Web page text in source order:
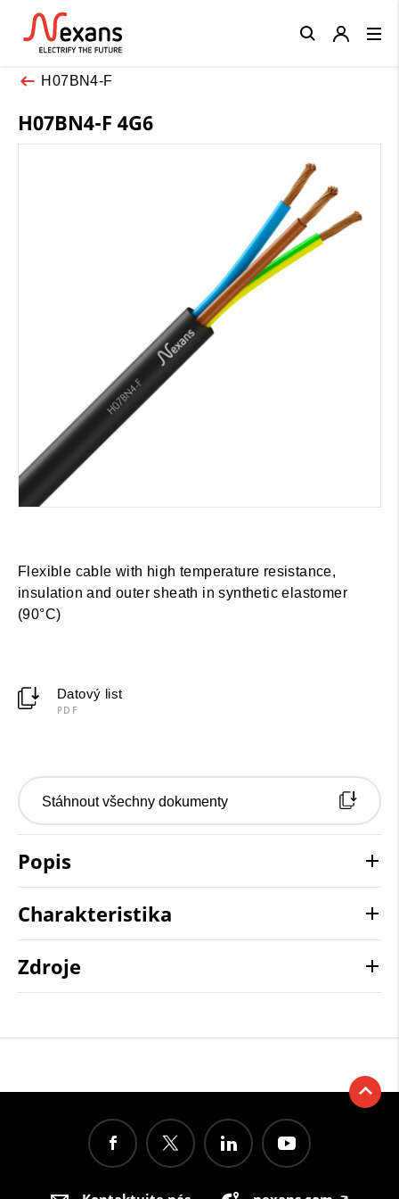
H07BN4-F
H07BN4-F 4G6
Flexible cable with high temperature resistance,
insulation and outer sheath in synthetic elastomer
(90°C)
Datový list
PDF
Stáhnout všechny dokumenty
Popis
Charakteristika
Zdroje
Close